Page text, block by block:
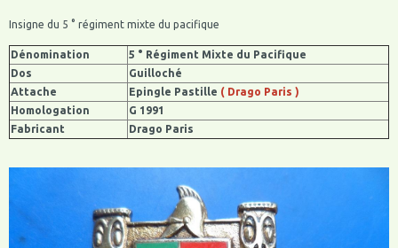
Insigne du 5 ° régiment mixte du pacifique
Dénomination
5 ° Régiment Mixte du Pacifique
Dos
Guilloché
Attache
Epingle Pastille ( Drago Paris )
Homologation
G 1991
Fabricant
Drago Paris